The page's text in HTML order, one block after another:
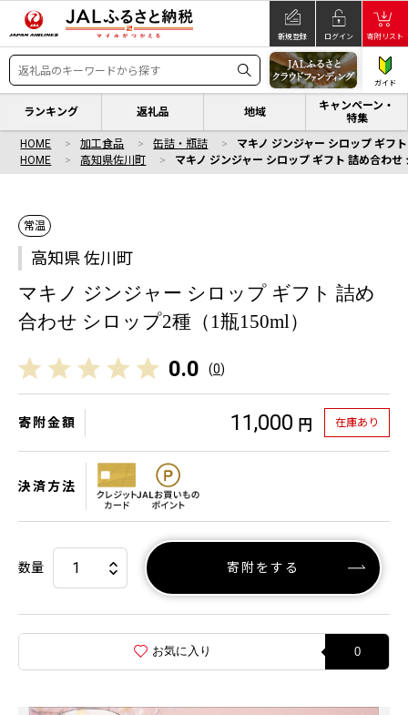
新規登録 ログイン 寄附リスト
ガイド
ランキング 返礼品 地域
キャンペーン・
特集
HOME 加工食品 缶詰・瓶詰
マキノ ジンジャー シロップ ギフ
HOME
高知県佐川町 マキノ ジンジャー シロップ ギフト 詰め合わ
常温
高知県 佐川町
マキノ ジンジャー シロップ ギフト 詰め
合わせ シロップ2種（1瓶150ml）
0.0 (0)
寄附金額 11,000 円 在庫あり
決済方法
数量 寄附をする
お気に入り 0